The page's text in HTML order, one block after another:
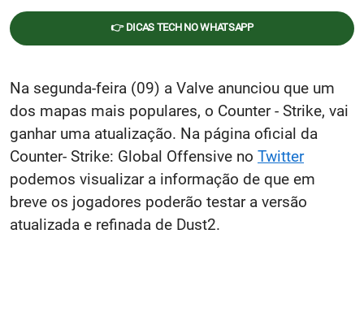
👉 DICAS TECH NO WHATSAPP
Na segunda-feira (09) a Valve anunciou que um
dos mapas mais populares, o Counter - Strike, vai
ganhar uma atualização. Na página oficial da
Counter- Strike: Global Offensive no Twitter
podemos visualizar a informação de que em
breve os jogadores poderão testar a versão
atualizada e refinada de Dust2.